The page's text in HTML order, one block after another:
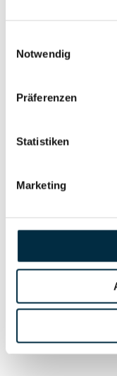
Notwendig
Präferenzen
Statistiken
Marketing
Wirtschaftlich